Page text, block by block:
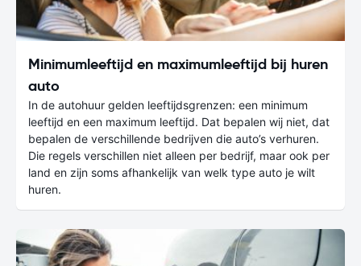
Minimumleeftijd en maximumleeftijd bij huren
auto
In de autohuur gelden leeftijdsgrenzen: een minimum
leeftijd en een maximum leeftijd. Dat bepalen wij niet, dat
bepalen de verschillende bedrijven die auto’s verhuren.
Die regels verschillen niet alleen per bedrijf, maar ook per
land en zijn soms afhankelijk van welk type auto je wilt
huren.